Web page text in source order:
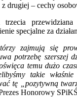
drugiej – cechy
trzecia
specjalne za
zajmują się
potrzebę szerszej
temu dużo
takie
tę „pozytywną
Honorowy